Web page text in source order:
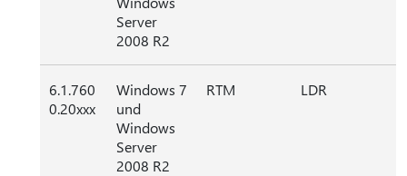
Server
2008 R2
6.1.760
0.20xxx
Windows 7
und
Windows
Server
2008 R2
RTM LDR